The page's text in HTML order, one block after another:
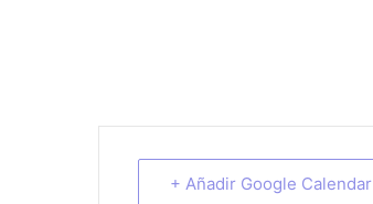
+ Añadir Google Calendar